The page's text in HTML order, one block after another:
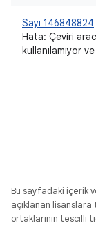
Sayı 146848824
Hata: Çeviri
kullanılamıyor
Bu sayfadaki içerik
açıklanan
ortaklarının tescilli